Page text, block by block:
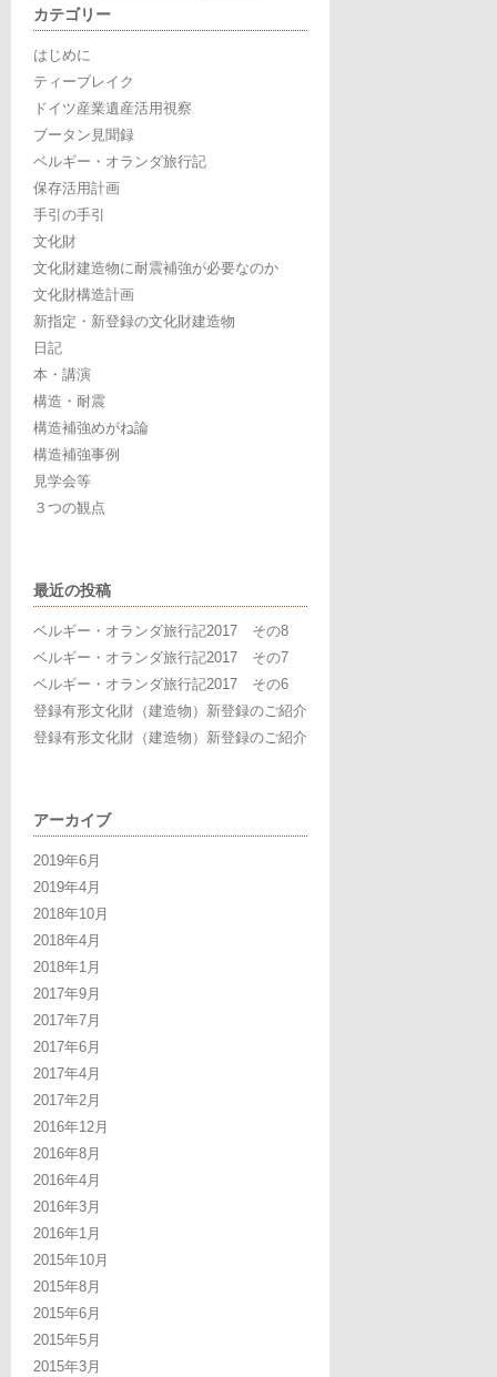
索:
カテゴリー
はじめに
ティーブレイク
ドイツ産業遺産活用視察
ブータン見聞録
ベルギー・オランダ旅行記
保存活用計画
手引の手引
文化財
文化財建造物に耐震補強が必要なのか
文化財構造計画
新指定・新登録の文化財建造物
日記
本・講演
構造・耐震
構造補強めがね論
構造補強事例
見学会等
３つの観点
最近の投稿
ベルギー・オランダ旅行記2017 その8
ベルギー・オランダ旅行記2017 その7
ベルギー・オランダ旅行記2017 その6
登録有形文化財（建造物）新登録のご紹介
登録有形文化財（建造物）新登録のご紹介
アーカイブ
2019年6月
2019年4月
2018年10月
2018年4月
2018年1月
2017年9月
2017年7月
2017年6月
2017年4月
2017年2月
2016年12月
2016年8月
2016年4月
2016年3月
2016年1月
2015年10月
2015年8月
2015年6月
2015年5月
2015年3月